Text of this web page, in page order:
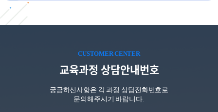
CUSTOMER CENTER
교육과정 상담안내번호
궁금하신사항은 각 과정 상담전화번호로
문의해주시기 바랍니다.